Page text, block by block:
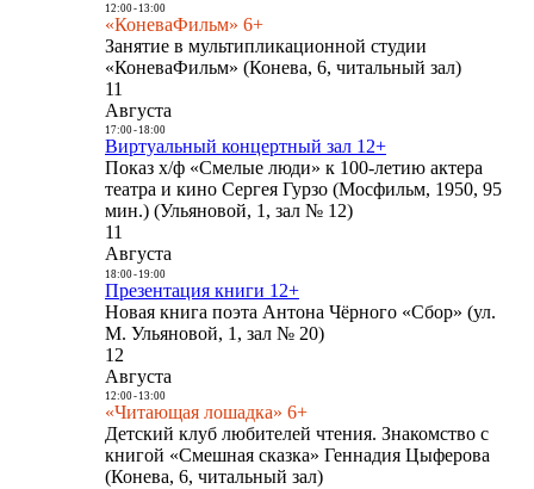
12:00- 13:00
«КоневаФильм» 6+
Занятие в мультипликационной студии
«КоневаФильм» (Конева, 6, читальный зал)
11
Августа
17:00- 18:00
Виртуальный концертный зал 12+
Показ х/ф «Смелые люди» к 100-летию актера
театра и кино Сергея Гурзо (Мосфильм, 1950, 95
мин.) (Ульяновой, 1, зал № 12)
11
Августа
18:00- 19:00
Презентация книги 12+
Новая книга поэта Антона Чёрного «Сбор» (ул.
М. Ульяновой, 1, зал № 20)
12
Августа
12:00- 13:00
«Читающая лошадка» 6+
Детский клуб любителей чтения. Знакомство с
книгой «Смешная сказка» Геннадия Цыферова
(Конева, 6, читальный зал)